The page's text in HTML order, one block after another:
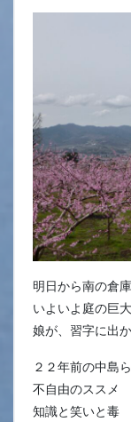
明日から南の倉
いよいよ庭の巨
娘が、習字に出
２２年前の中島
不自由のススメ
知識と笑いと毒